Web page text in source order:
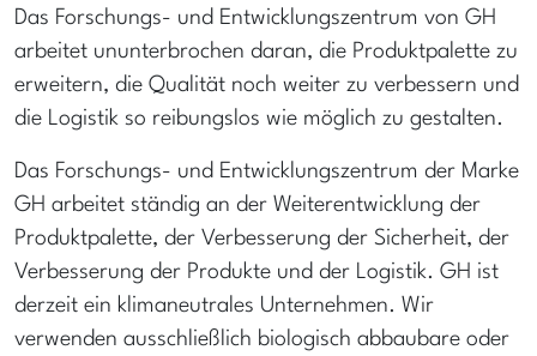
Das Forschungs- und Entwicklungszentrum von GH
arbeitet ununterbrochen daran, die Produktpalette zu
erweitern, die Qualität noch weiter zu verbessern und
die Logistik so reibungslos wie möglich zu gestalten.
Das Forschungs- und Entwicklungszentrum der Marke
GH arbeitet ständig an der Weiterentwicklung der
Produktpalette, der Verbesserung der Sicherheit, der
Verbesserung der Produkte und der Logistik. GH ist
derzeit ein klimaneutrales Unternehmen. Wir
verwenden ausschließlich biologisch abbaubare oder